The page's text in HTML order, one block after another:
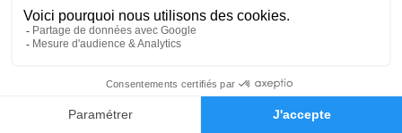
Faire-part Hommages
Cérémonie civile
Crématorium de Yutz
9 Rue de Poitiers